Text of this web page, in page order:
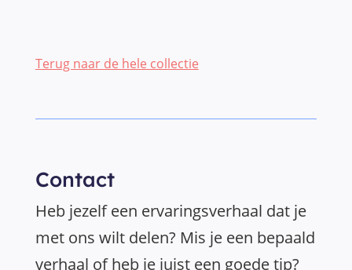
Terug naar de hele collectie
Contact
Heb jezelf een ervaringsverhaal dat je
met ons wilt delen? Mis je een bepaald
verhaal of heb je juist een goede tip?